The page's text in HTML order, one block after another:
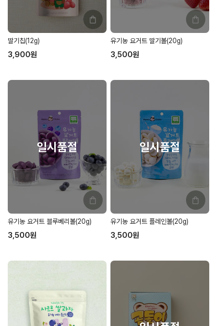
딸기칩(12g)
3,900원
유기농 요거트 딸기볼(20g)
3,500원
유기농 요거트 블루베리볼(20g)
3,500원
유기농 요거트 플레인볼(20g)
3,500원